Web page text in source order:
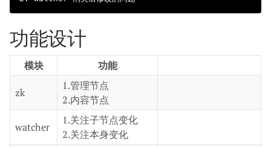
功能设计
模块 功能
zk
1.管理节点
2.内容节点
watcher
1.关注子节点变化
2.关注本身变化